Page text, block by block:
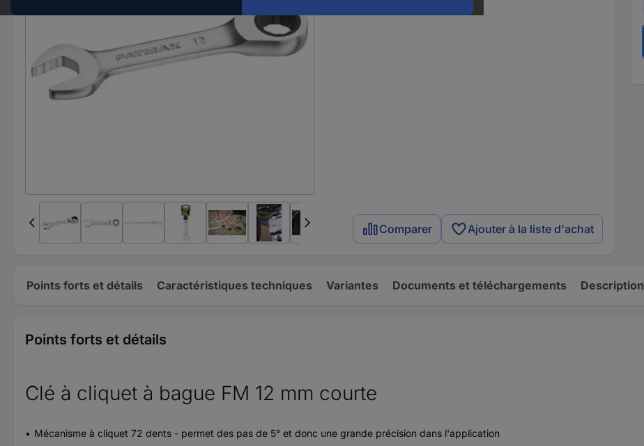
Comparer Ajouter à la liste d'achat
Points forts et détails Caractéristiques techniques Variantes Documents et téléchargements Description
Points forts et détails
Clé à cliquet à bague FM 12 mm courte
Mécanisme à cliquet 72 dents - permet des pas de 5° et donc une grande précision dans l'application